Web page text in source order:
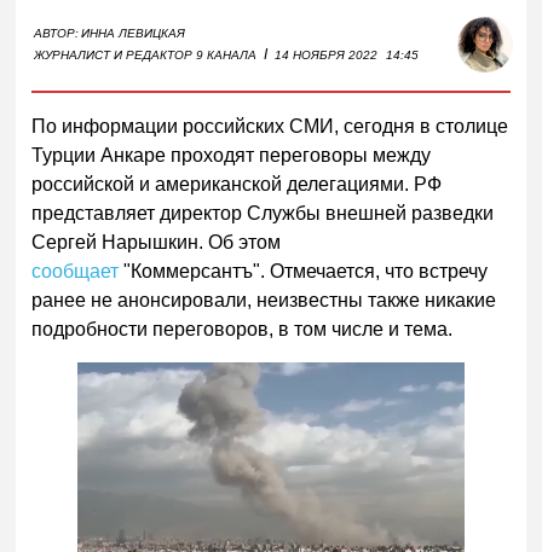
АВТОР:ИННА ЛЕВИЦКАЯ
ЖУРНАЛИСТ И РЕДАКТОР 9 КАНАЛА
I 14 НОЯБРЯ 2022 14:45
По информации российских СМИ, сегодня в столице
Турции Анкаре проходят переговоры между
российской и американской делегациями. РФ
представляет директор Службы внешней разведки
Сергей Нарышкин. Об этом
сообщает "Коммерсантъ". Отмечается, что встречу
ранее не анонсировали, неизвестны также никакие
подробности переговоров, в том числе и тема.